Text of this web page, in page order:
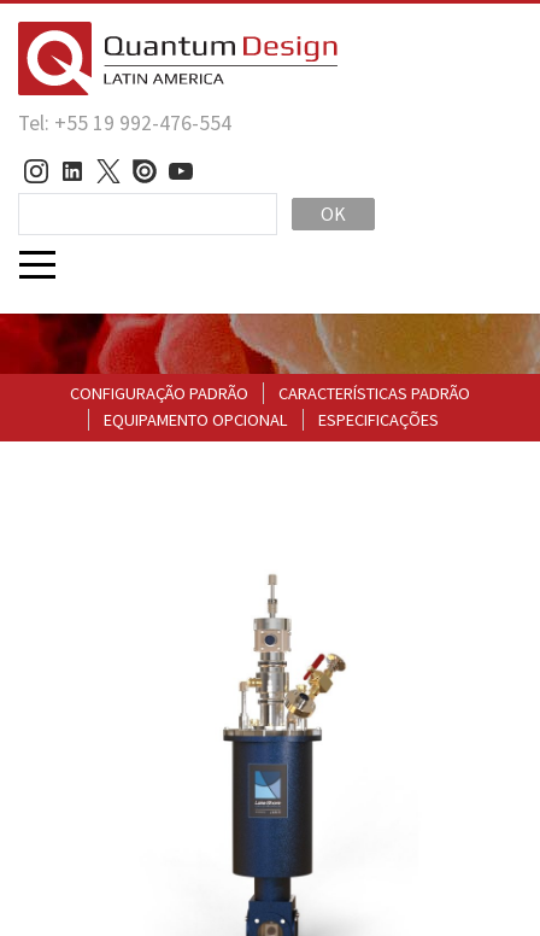
Tel: +55 19 992-476-554
OK
CONFIGURAÇÃO PADRÃO
CARACTERÍSTICAS PADRÃO
EQUIPAMENTO OPCIONAL
ESPECIFICAÇÕES